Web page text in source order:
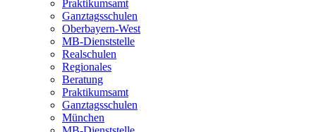
Praktikumsamt
Ganztagsschulen
Oberbayern-West
MB-Dienststelle
Realschulen
Regionales
Beratung
Praktikumsamt
Ganztagsschulen
München